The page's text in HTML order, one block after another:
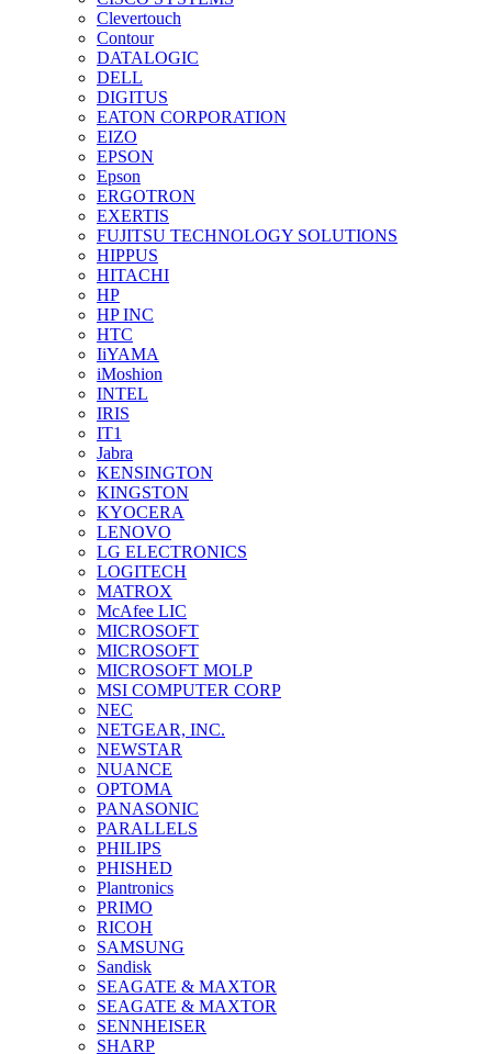
Clevertouch
Contour
DATALOGIC
DELL
DIGITUS
EATON CORPORATION
EIZO
EPSON
Epson
ERGOTRON
EXERTIS
FUJITSU TECHNOLOGY SOLUTIONS
HIPPUS
HITACHI
HP
HP INC
HTC
IiYAMA
iMoshion
INTEL
IRIS
IT1
Jabra
KENSINGTON
KINGSTON
KYOCERA
LENOVO
LG ELECTRONICS
LOGITECH
MATROX
McAfee LIC
MICROSOFT
MICROSOFT
MICROSOFT MOLP
MSI COMPUTER CORP
NEC
NETGEAR, INC.
NEWSTAR
NUANCE
OPTOMA
PANASONIC
PARALLELS
PHILIPS
PHISHED
Plantronics
PRIMO
RICOH
SAMSUNG
Sandisk
SEAGATE & MAXTOR
SEAGATE & MAXTOR
SENNHEISER
SHARP